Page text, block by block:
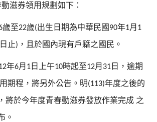
滋券領用規劃如下：
歲至22歲(出生日期為中華民國 90年1月 1
日止) ，且於國內現有戶籍之國民。
年6月 1 日上午10時起至12月 31 日，逾期
期程，將另外公告。明(113)年度之後的
將於今年度青春動滋券發放作業完成 之
。